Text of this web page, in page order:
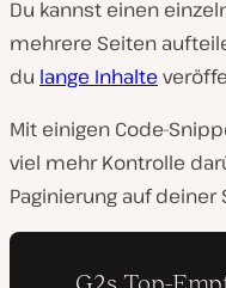
Du kannst einen
mehrere Seiten
du lange Inhalte
Mit einigen Code-
viel mehr Kontrolle
Paginierung auf